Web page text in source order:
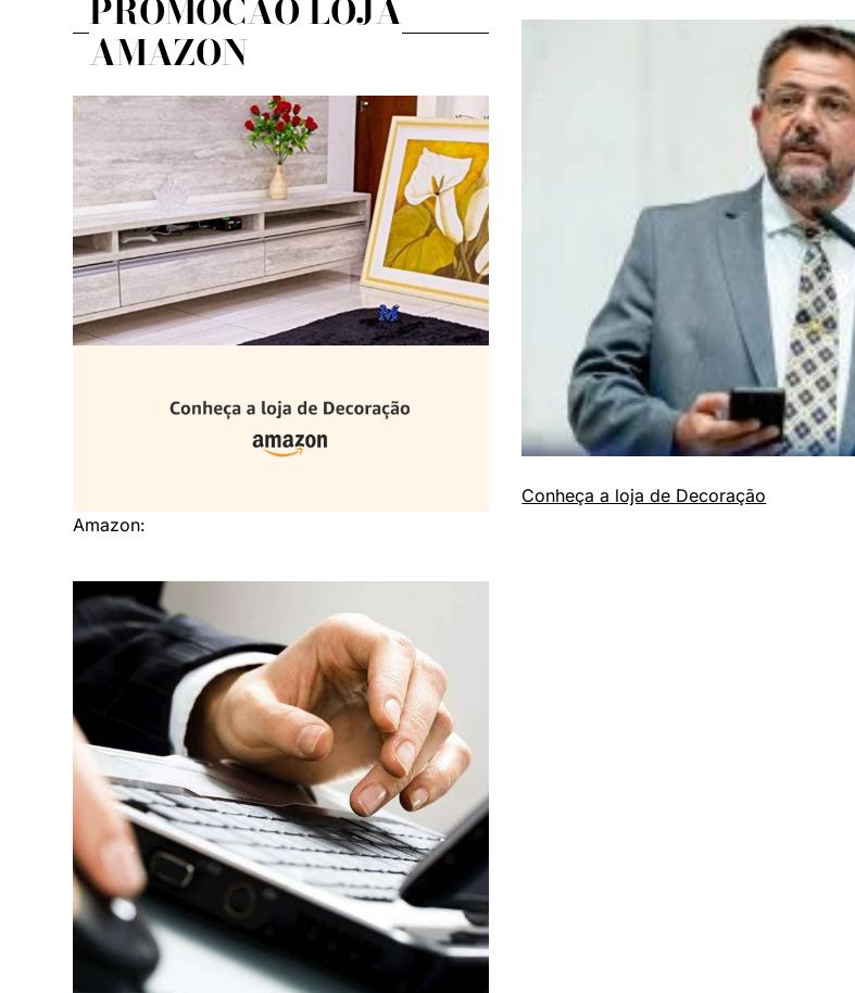
Conheça a loja de Decoração
PROMOÇÃO LOJA
AMAZON
Amazon: